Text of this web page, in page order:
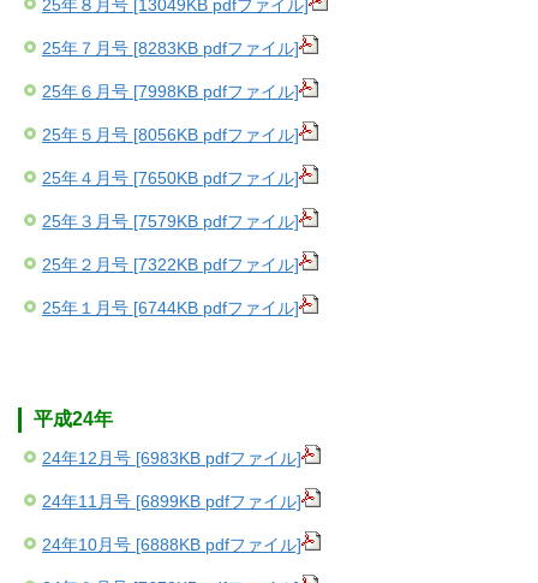
25年８月号 [13049KB pdfファイル]
25年７月号 [8283KB pdfファイル]
25年６月号 [7998KB pdfファイル]
25年５月号 [8056KB pdfファイル]
25年４月号 [7650KB pdfファイル]
25年３月号 [7579KB pdfファイル]
25年２月号 [7322KB pdfファイル]
25年１月号 [6744KB pdfファイル]
平成24年
24年12月号 [6983KB pdfファイル]
24年11月号 [6899KB pdfファイル]
24年10月号 [6888KB pdfファイル]